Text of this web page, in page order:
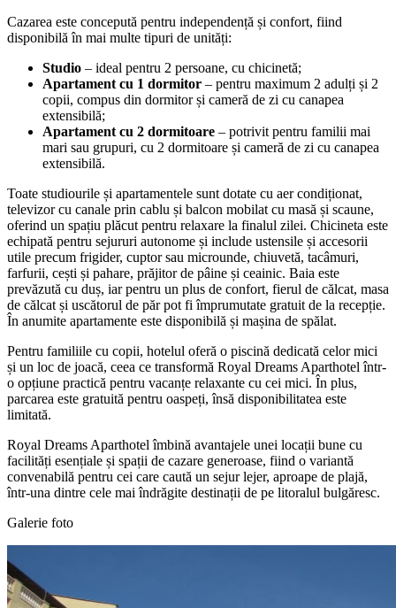
Cazarea este concepută pentru independență și confort, fiind
disponibilă în mai multe tipuri de unități:
Studio – ideal pentru 2 persoane, cu chicinetă;
Apartament cu 1 dormitor – pentru maximum 2 adulți și 2
copii, compus din dormitor și cameră de zi cu canapea
extensibilă;
Apartament cu 2 dormitoare – potrivit pentru familii mai
mari sau grupuri, cu 2 dormitoare și cameră de zi cu canapea
extensibilă.
Toate studiourile și apartamentele sunt dotate cu aer condiționat,
televizor cu canale prin cablu și balcon mobilat cu masă și scaune,
oferind un spațiu plăcut pentru relaxare la finalul zilei. Chicineta este
echipată pentru sejururi autonome și include ustensile și accesorii
utile precum frigider, cuptor sau microunde, chiuvetă, tacâmuri,
farfurii, cești și pahare, prăjitor de pâine și ceainic. Baia este
prevăzută cu duș, iar pentru un plus de confort, fierul de călcat, masa
de călcat și uscătorul de păr pot fi împrumutate gratuit de la recepție.
În anumite apartamente este disponibilă și mașina de spălat.
Pentru familiile cu copii, hotelul oferă o piscină dedicată celor mici
și un loc de joacă, ceea ce transformă Royal Dreams Aparthotel într-
o opțiune practică pentru vacanțe relaxante cu cei mici. În plus,
parcarea este gratuită pentru oaspeți, însă disponibilitatea este
limitată.
Royal Dreams Aparthotel îmbină avantajele unei locații bune cu
facilități esențiale și spații de cazare generoase, fiind o variantă
convenabilă pentru cei care caută un sejur lejer, aproape de plajă,
într-una dintre cele mai îndrăgite destinații de pe litoralul bulgăresc.
Galerie foto